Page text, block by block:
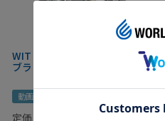
WIT マグネットツールマット
ブラック
動画あり
定価